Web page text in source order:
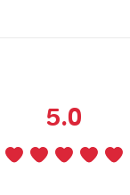
5.0